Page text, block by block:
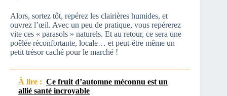
Alors, sortez tôt, repérez les clairières humides, et
ouvrez l’œil. Avec un peu de pratique, vous repérerez
vite ces « parasols » naturels. Et au retour, ce sera une
poêlée réconfortante, locale… et peut-être même un
petit trésor caché pour le marché !
À lire : Ce fruit d’automne méconnu est un
allié santé incroyable